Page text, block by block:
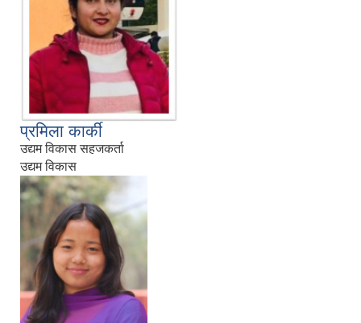
प्रमिला कार्की
उद्यम विकास सहजकर्ता
उद्यम विकास